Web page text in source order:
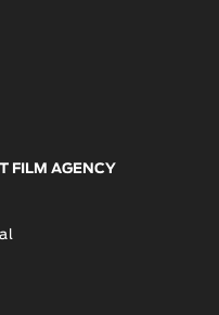
FILM AGENCY